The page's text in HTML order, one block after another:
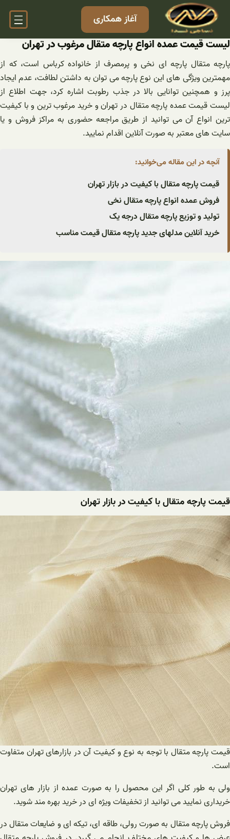
محتوا
آغاز همکاری
لیست قیمت عمده انواع پارچه متقال مرغوب در تهران
پارچه متقال پارچه ای نخی و پرمصرف از خانواده کرباس است، که از
مهمترین ویژگی های این نوع پارچه می توان به داشتن لطافت، عدم ایجاد
پرز و همچنین توانایی بالا در جذب رطوبت اشاره کرد، جهت اطلاع از
لیست قیمت عمده پارچه متقال در تهران و خرید مرغوب ترین و با کیفیت
ترین انواع آن می توانید از طریق مراجعه حضوری به مراکز فروش و یا
سایت های معتبر به صورت آنلاین اقدام نمایید.
آنچه در این مقاله می‌خوانید:
قیمت پارچه متقال با کیفیت در بازار تهران
فروش عمده انواع پارچه متقال نخی
تولید و توزیع پارچه متقال درجه یک
خرید آنلاین مدلهای جدید پارچه متقال قیمت مناسب
قیمت پارچه متقال با کیفیت در بازار تهران
قیمت پارچه متقال با توجه به نوع و کیفیت آن در بازارهای تهران متفاوت
است.
ولی به طور کلی اگر این محصول را به صورت عمده از بازار های تهران
خریداری نمایید می توانید از تخفیفات ویژه ای در خرید بهره مند شوید.
فروش پارچه متقال به صورت رولی، طاقه ای، تیکه ای و ضایعات متقال در